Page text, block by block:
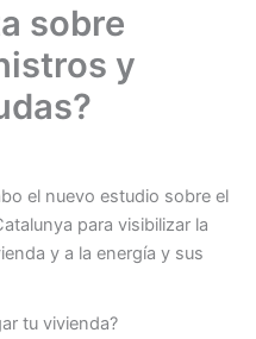
sobre
y
el nuevo estudio sobre el
para visibilizar la
y a la energía y sus
tu vivienda?